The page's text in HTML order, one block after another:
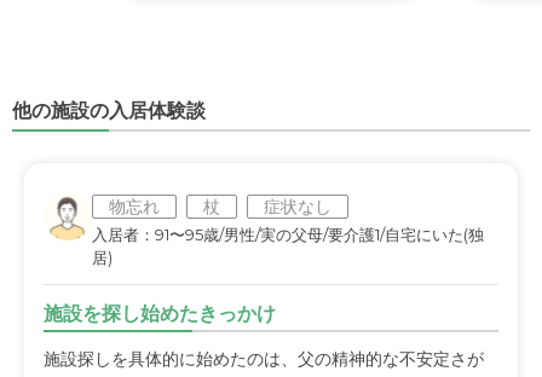
他の施設の入居体験談
物忘れ 杖 症状なし
入居者：91〜95歳/男性/実の父母/要介護1/自宅にいた(独
居)
施設を探し始めたきっかけ
施設探しを具体的に始めたのは、父の精神的な不安定さが